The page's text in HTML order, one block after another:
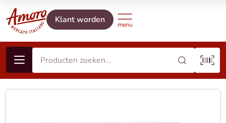
Klant worden